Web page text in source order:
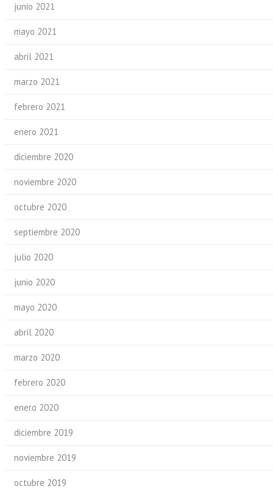
junio 2021
mayo 2021
abril 2021
marzo 2021
febrero 2021
enero 2021
diciembre 2020
noviembre 2020
octubre 2020
septiembre 2020
julio 2020
junio 2020
mayo 2020
abril 2020
marzo 2020
febrero 2020
enero 2020
diciembre 2019
noviembre 2019
octubre 2019